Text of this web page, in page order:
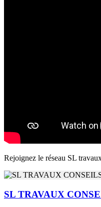
Rejoignez le réseau SL
SL TRAVAUX